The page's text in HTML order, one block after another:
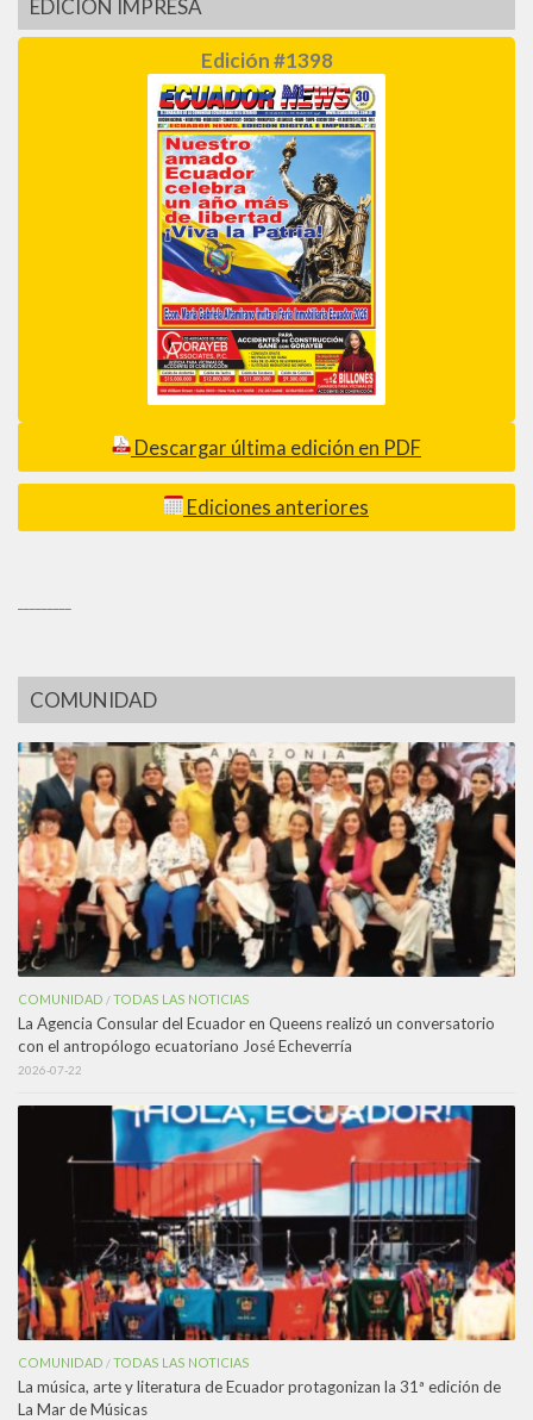
EDICIÓN IMPRESA
Edición #1398
Descargar última edición en PDF
Ediciones anteriores
COMUNIDAD
COMUNIDAD /TODAS LAS NOTICIAS
La Agencia Consular del Ecuador en Queens realizó un conversatorio
con el antropólogo ecuatoriano José Echeverría
2026-07-22
COMUNIDAD /TODAS LAS NOTICIAS
La música, arte y literatura de Ecuador protagonizan la 31ª edición de
La Mar de Músicas